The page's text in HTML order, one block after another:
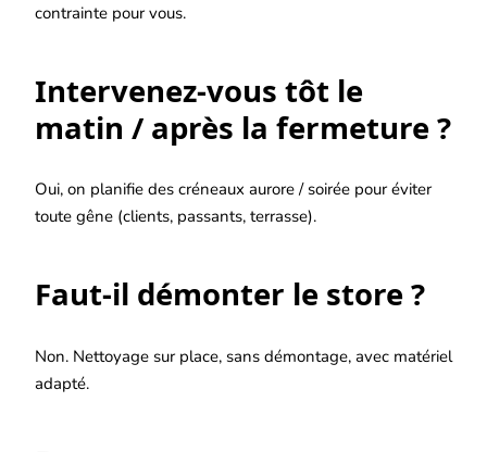
contrainte pour vous.
Intervenez-vous tôt le
matin / après la fermeture ?
Oui, on planifie des créneaux aurore / soirée pour éviter
toute gêne (clients, passants, terrasse).
Faut-il démonter le store ?
Non. Nettoyage sur place, sans démontage, avec matériel
adapté.